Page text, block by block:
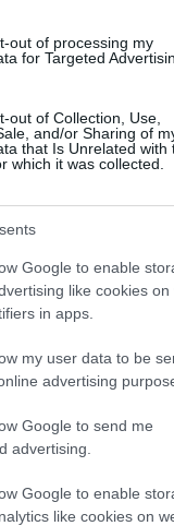
out of processing my
for Targeted
out of Collection, Use,
and/or Sharing of
that Is Unrelated with
which it was collected.
Google to enable
like cookies on
in apps.
my user data to be
advertising
Google to send me
advertising.
Google to enable
like cookies on
per “algoritmo”
di modelli di
alimentati da
e suoni, riescono
che spesso
materiali usati per
a meri
di norme e
l’uso: le decisioni
algoritmo
diritto